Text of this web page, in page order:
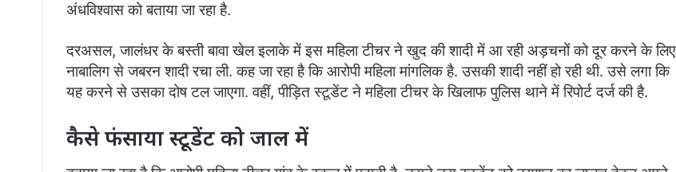
अंधविश्वास को बताया जा रहा है.
दरअसल, जालंधर के बस्ती बावा खेल इलाके में इस महिला टीचर ने खुद की शादी में आ रही अड़चनों को दूर करने के लिए
नाबालिग से जबरन शादी रचा ली. कह जा रहा है कि आरोपी महिला मांगलिक है. उसकी शादी नहीं हो रही थी. उसे लगा कि
यह करने से उसका दोष टल जाएगा. वहीं, पीड़ित स्टूडेंट ने महिला टीचर के खिलाफ पुलिस थाने में रिपोर्ट दर्ज की है.
कैसे फंसाया स्टूडेंट को जाल में